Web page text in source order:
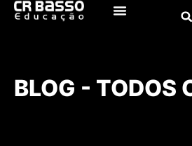
BLOG - TODOS